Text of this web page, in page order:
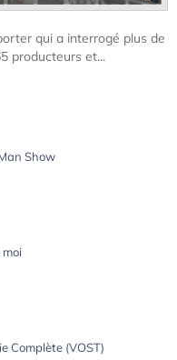
qui a interrogé plus de
producteurs et...
Show
Complète (VOST)